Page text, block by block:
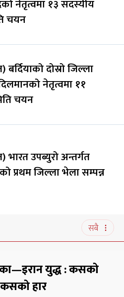
नेतृत्वमा १३ सदस्यीय
चयन
दोस्रो जिल्ला
नेतृत्वमा ११
चयन
उपब्युरो अन्तर्गत
प्रथम जिल्ला भेला सम्पन्न
सबै
युद्ध : कसको
हार